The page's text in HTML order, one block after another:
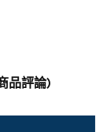
品評論)